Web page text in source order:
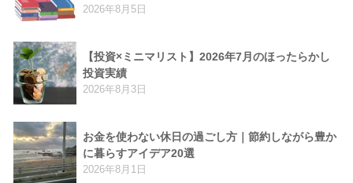
2026年8月5日
【投資×ミニマリスト】2026年7月のほったらかし
投資実績
2026年8月3日
お金を使わない休日の過ごし方｜節約しながら豊か
に暮らすアイデア20選
2026年8月1日